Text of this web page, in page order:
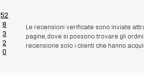
52
8
3
2
0
Le recensioni verificate sono inviate
pagine, dove si possono trovare gli
recensione solo i clienti che hanno